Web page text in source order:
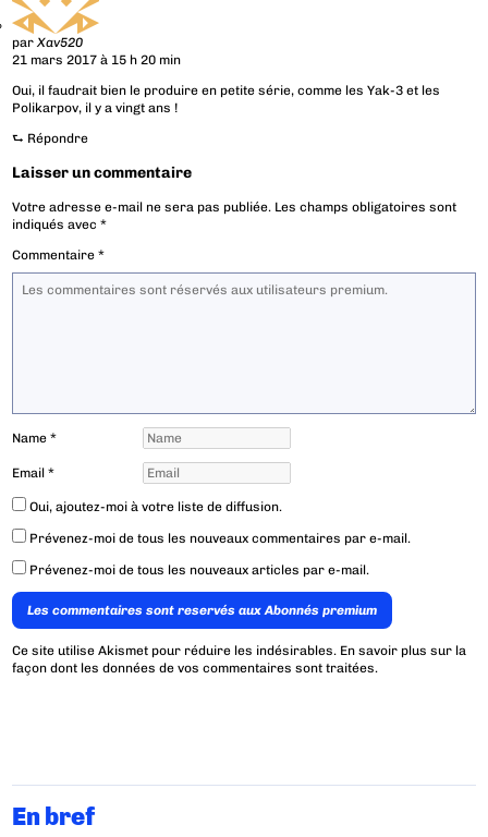
parXav520
21 mars 2017 à 15 h 20 min
Oui, il faudrait bien le produire en petite série, comme les Yak-3 et les
Polikarpov, il y a vingt ans !
⮑ Répondre
Laisser un commentaire
Votre adresse e-mail ne sera pas publiée. Les champs obligatoires sont
indiqués avec*
Commentaire*
Name*
Email*
Oui, ajoutez-moi à votre liste de diffusion.
Prévenez-moi de tous les nouveaux commentaires par e-mail.
Prévenez-moi de tous les nouveaux articles par e-mail.
Les commentaires sont reservés aux Abonnés premium
Ce site utilise Akismet pour réduire les indésirables. En savoir plus sur la
façon dont les données de vos commentaires sont traitées.
En bref